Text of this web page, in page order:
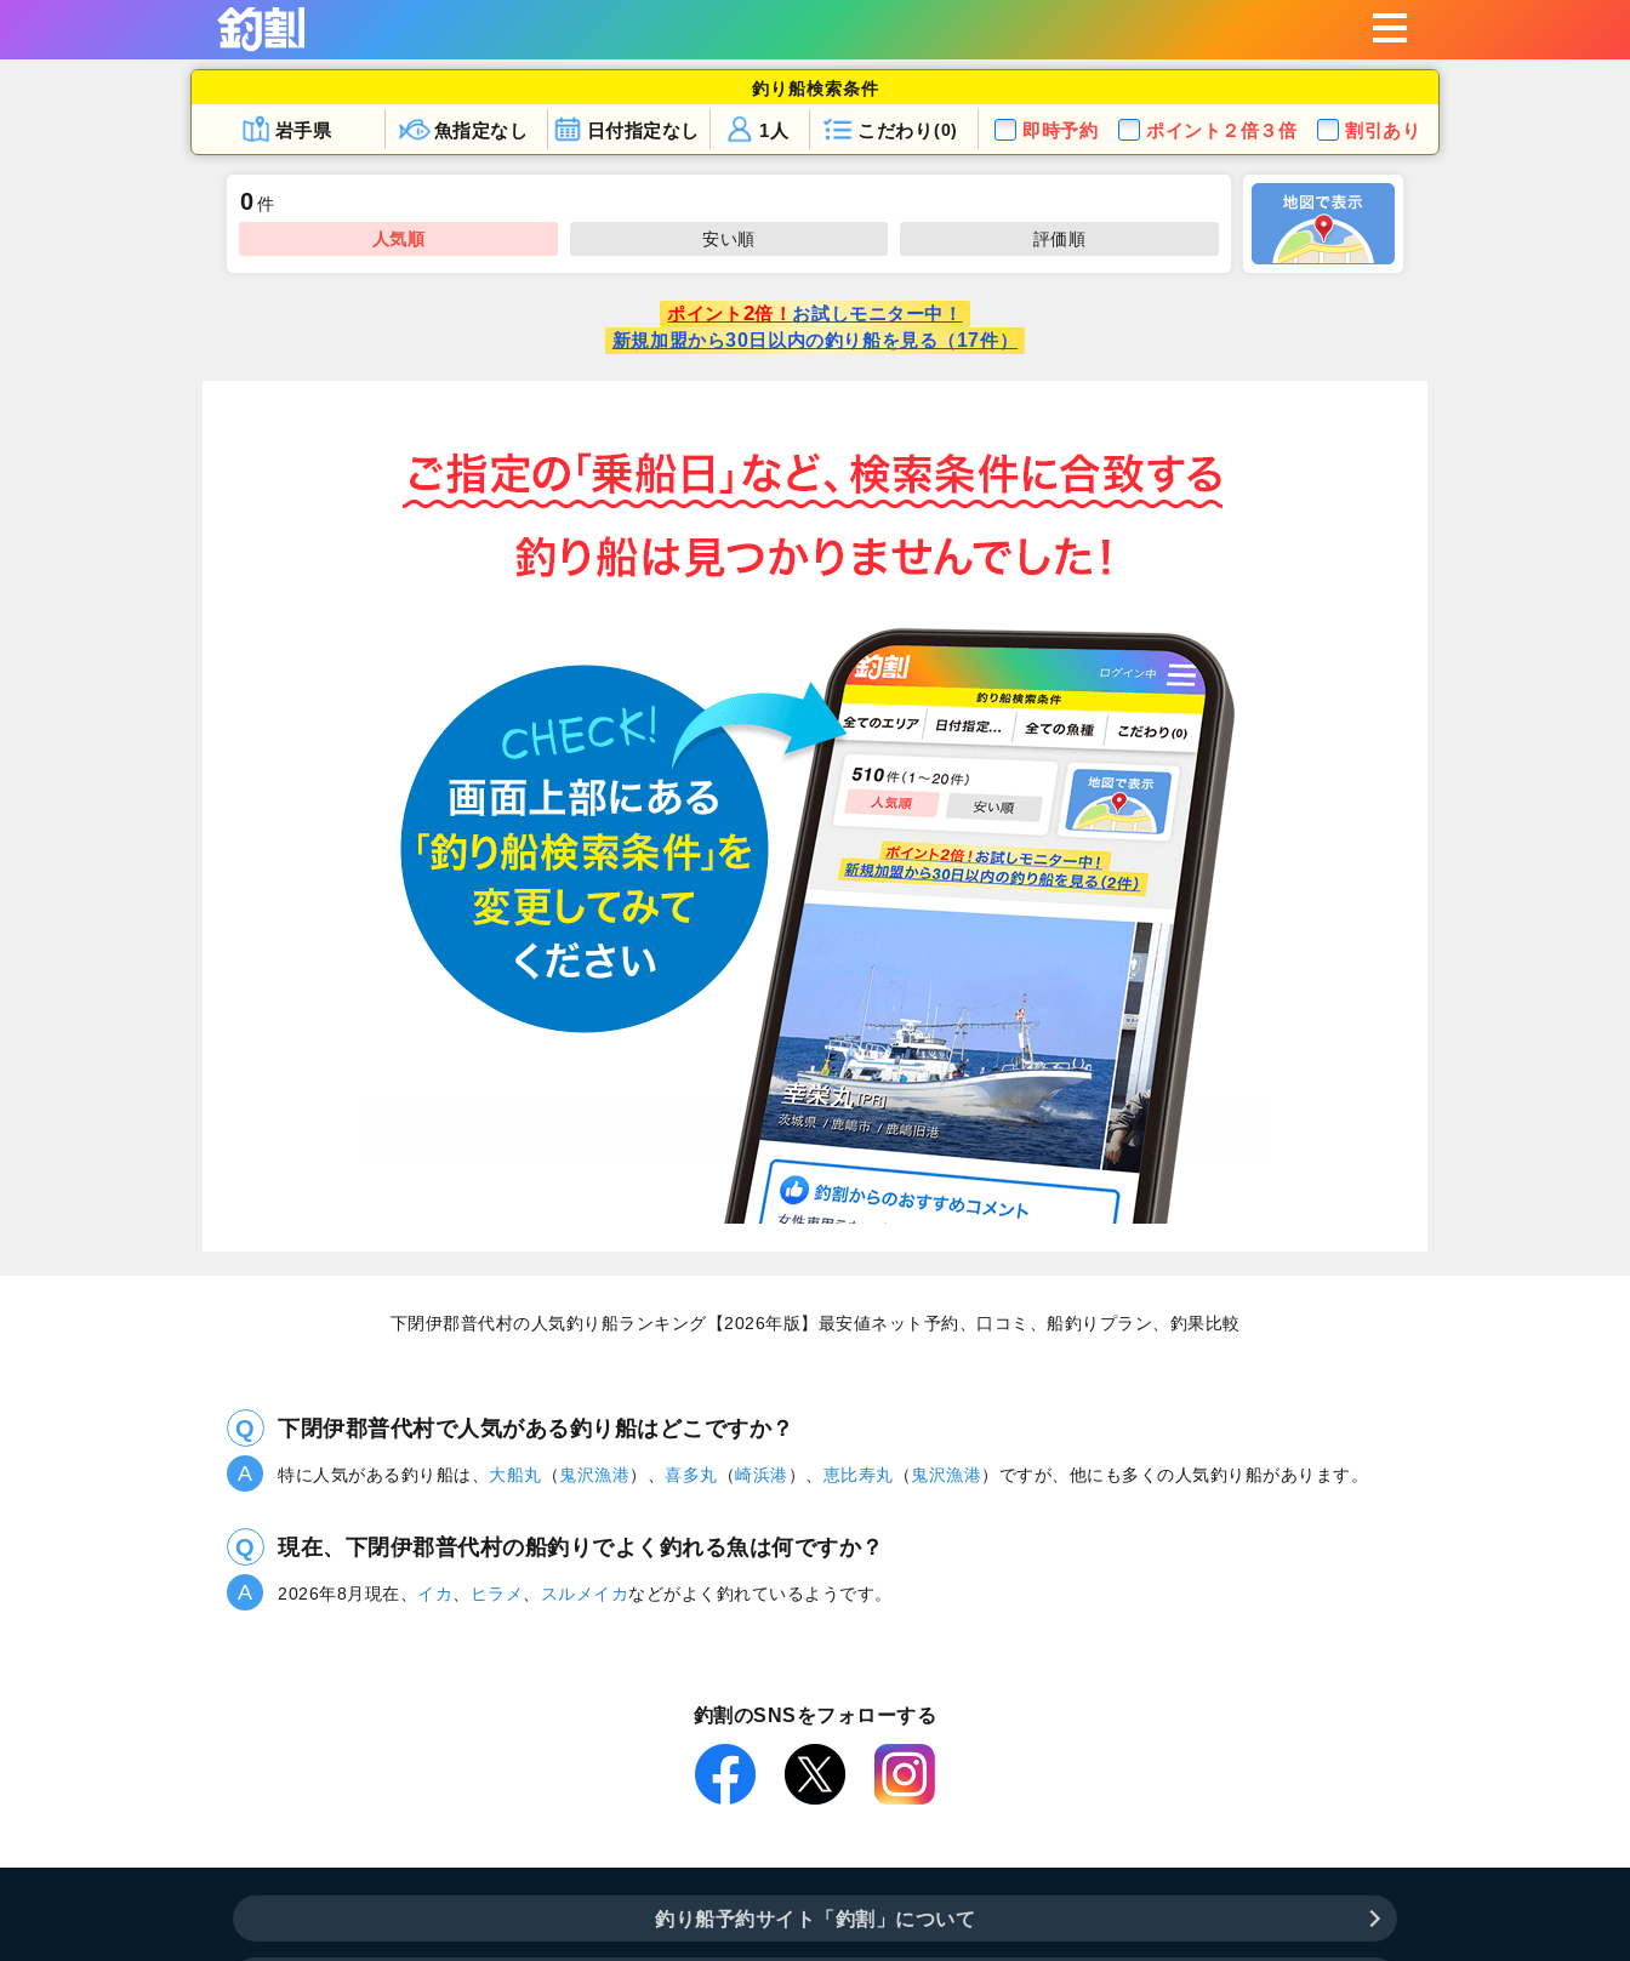
釣り船検索条件
岩手県 魚指定なし 日付指定なし こだわり (0)
1人 即時予約 ポイント ２倍３倍 割引あり
0件
人気順
安い順 評価順
ポイント 2倍！ お試しモニター中！
新規加盟から30 日以内の釣り船を見る（17件）
下閉伊郡普代村の人気釣り船ランキング【2026年版】最安値ネット予約、口コミ、船釣りプラン、釣果比較
下閉伊郡普代村で人気がある釣り船はどこですか？
特に人気がある釣り船は、 大船丸 （ 鬼沢漁港）、 喜多丸 （崎浜港）、 恵比寿丸 （ 鬼沢漁港）ですが、他にも多くの人気釣り船があります。
現在、下閉伊郡普代村の船釣りでよく釣れる魚は何ですか？
2026年8月現在、 イカ、 ヒラメ、 スルメイカなどがよく釣れているようです。
釣割のSNSをフォローする
釣り船予約サイト「釣割」について